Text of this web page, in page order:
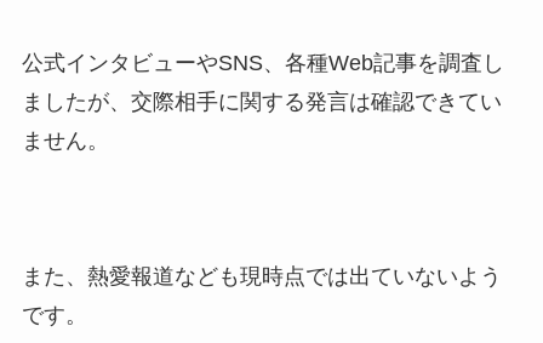
公式インタビューやSNS、各種Web記事を調査し
ましたが、交際相手に関する発言は確認できてい
ません。
また、熱愛報道なども現時点では出ていないよう
です。